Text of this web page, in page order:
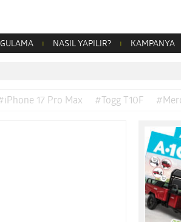
NASIL YAPILIR? KAMPANYA
17 Pro Max #Togg T10F